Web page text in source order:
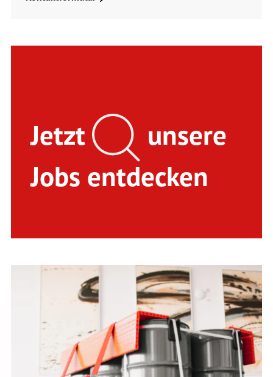
Jetzt
unsere
Jobs entdecken